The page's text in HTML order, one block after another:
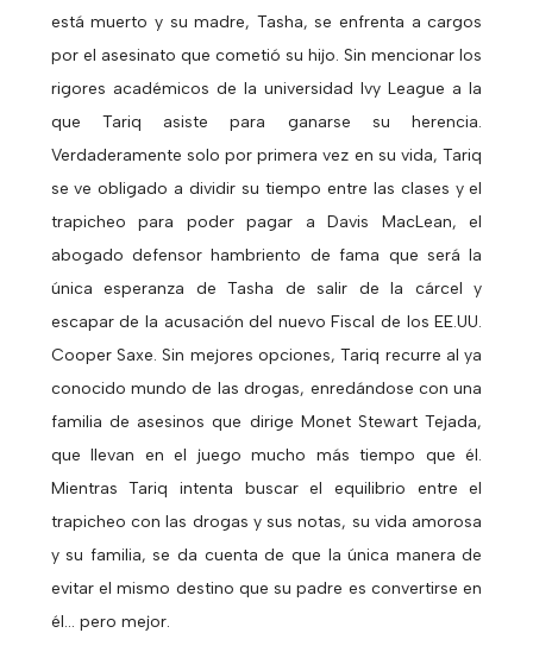
está muerto y su madre, Tasha, se enfrenta a cargos
por el asesinato que cometió su hijo. Sin mencionar los
rigores académicos de la universidad Ivy League a la
que Tariq asiste para ganarse su herencia.
Verdaderamente solo por primera vez en su vida, Tariq
se ve obligado a dividir su tiempo entre las clases y el
trapicheo para poder pagar a Davis MacLean, el
abogado defensor hambriento de fama que será la
única esperanza de Tasha de salir de la cárcel y
escapar de la acusación del nuevo Fiscal de los EE.UU.
Cooper Saxe. Sin mejores opciones, Tariq recurre al ya
conocido mundo de las drogas, enredándose con una
familia de asesinos que dirige Monet Stewart Tejada,
que llevan en el juego mucho más tiempo que él.
Mientras Tariq intenta buscar el equilibrio entre el
trapicheo con las drogas y sus notas, su vida amorosa
y su familia, se da cuenta de que la única manera de
evitar el mismo destino que su padre es convertirse en
él... pero mejor.